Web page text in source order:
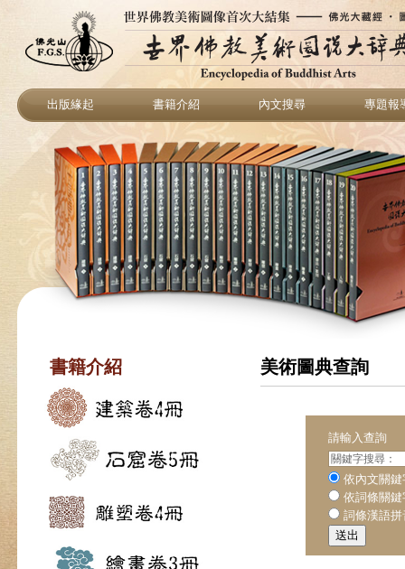
出版緣起 書籍介紹 內文搜尋 專題報
書籍介紹 美術圖典查詢
請輸入查詢
依內文關鍵
依詞條關鍵
詞條漢語拼